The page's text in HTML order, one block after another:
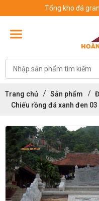
Tổng kho đá
Trang chủ Sản phẩm
Chiếu rồng đá xanh đen 03